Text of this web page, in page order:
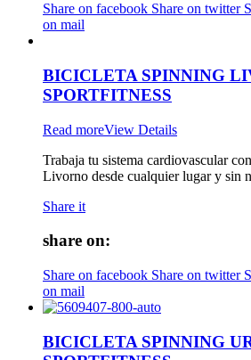
Share on facebook Share on twitter
on mail
BICICLETA SPINNING
SPORTFITNESS
Read moreView Details
Trabaja tu sistema cardiovascular
Livorno desde cualquier lugar y sin
Share it
share on:
Share on facebook Share on twitter
on mail
BICICLETA SPINNING